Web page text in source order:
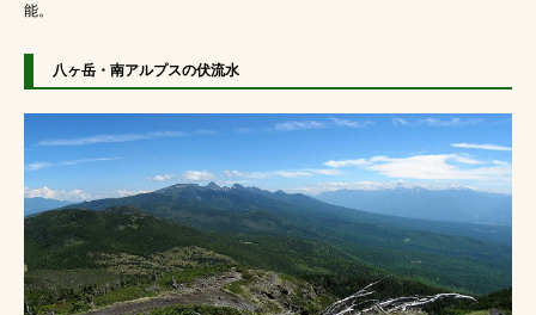
能。
八ヶ岳・南アルプスの伏流水